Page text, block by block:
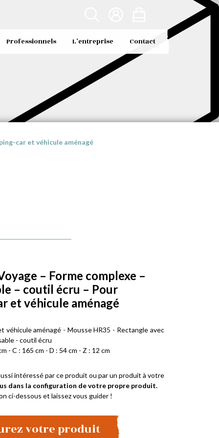
Professionnels L’entreprise Contact
car et véhicule aménagé
– Forme complexe –
– coutil écru – Pour
et véhicule aménagé
véhicule aménagé - Mousse HR35 - Rectangle avec
- coutil écru
- C : 165 cm - D : 54 cm - Z : 12 cm
intéressé par ce produit ou par un produit à votre
dans la configuration de votre propre produit.
ci-dessous et laissez vous guider !
votre produit